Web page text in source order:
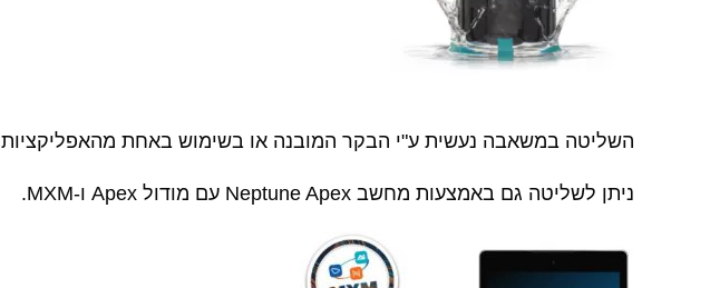
השליטה במשאבה נעשית ע"י הבקר המובנה או בשימוש באחת מהאפליקציות myAI® או Mobius מכל מכשיר אייפון או אנדרואיד,
ניתן לשליטה גם באמצעות מחשב Neptune Apex עם מודול Apex ו-MXM.